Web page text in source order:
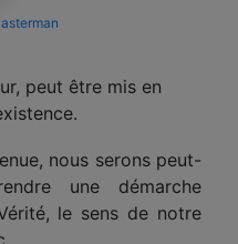
peut être mis en
nous serons peut-
une démarche
le sens de notre